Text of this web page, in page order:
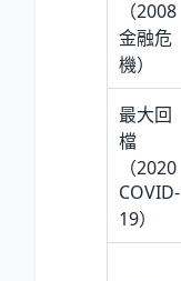
（2008
金融危
機）
最大回
檔
（2020
COVID-
19）